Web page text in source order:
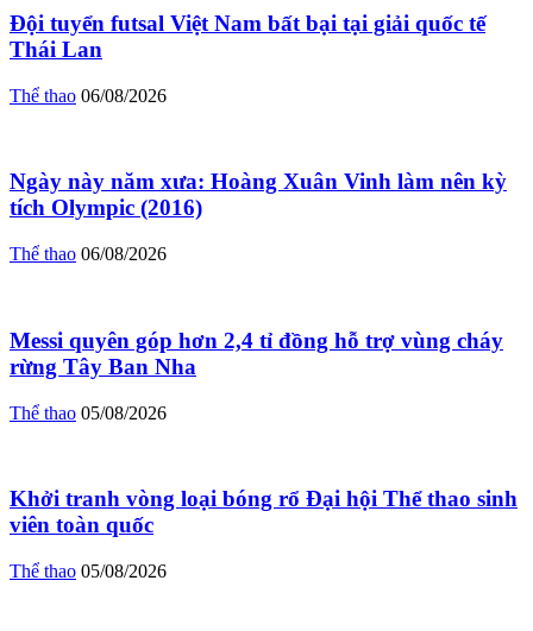
Đội tuyển futsal Việt Nam bất bại tại giải quốc tế
Thái Lan
Thể thao 06/08/2026
Ngày này năm xưa: Hoàng Xuân Vinh làm nên kỳ
tích Olympic (2016)
Thể thao 06/08/2026
Messi quyên góp hơn 2,4 tỉ đồng hỗ trợ vùng cháy
rừng Tây Ban Nha
Thể thao 05/08/2026
Khởi tranh vòng loại bóng rổ Đại hội Thể thao sinh
viên toàn quốc
Thể thao 05/08/2026